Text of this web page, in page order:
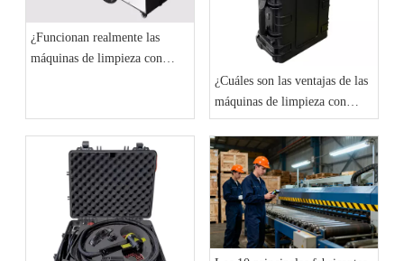
¿Funcionan realmente las
máquinas de limpieza con
¿Cuáles son las ventajas de las
máquinas de limpieza con
láser?